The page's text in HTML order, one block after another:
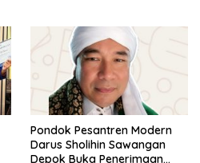
Pondok Pesantren Modern
Darus Sholihin Sawangan
Depok Buka Penerimaan